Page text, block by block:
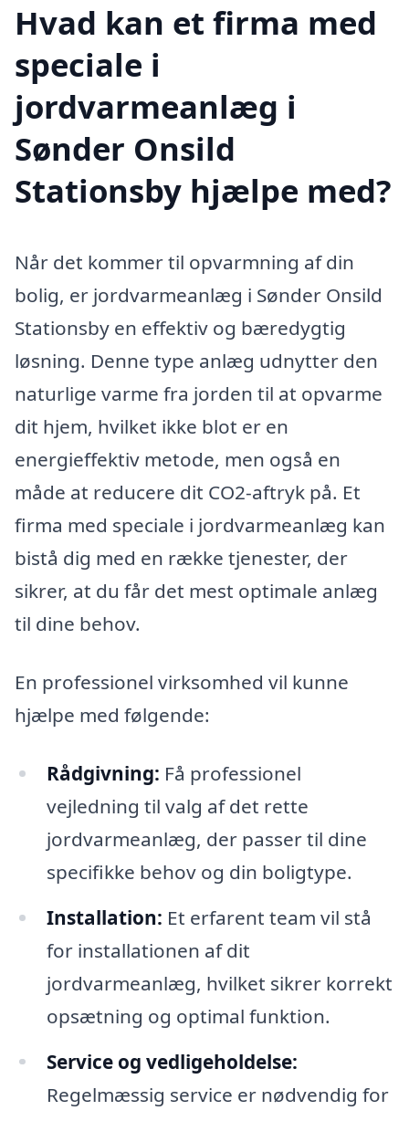
Hvad kan et firma med
speciale i
jordvarmeanlæg i
Sønder Onsild
Stationsby hjælpe med?
Når det kommer til opvarmning af din
bolig, er jordvarmeanlæg i Sønder Onsild
Stationsby en effektiv og bæredygtig
løsning. Denne type anlæg udnytter den
naturlige varme fra jorden til at opvarme
dit hjem, hvilket ikke blot er en
energieffektiv metode, men også en
måde at reducere dit CO2-aftryk på. Et
firma med speciale i jordvarmeanlæg kan
bistå dig med en række tjenester, der
sikrer, at du får det mest optimale anlæg
til dine behov.
En professionel virksomhed vil kunne
hjælpe med følgende:
Rådgivning: Få professionel
vejledning til valg af det rette
jordvarmeanlæg, der passer til dine
specifikke behov og din boligtype.
Installation: Et erfarent team vil stå
for installationen af dit
jordvarmeanlæg, hvilket sikrer korrekt
opsætning og optimal funktion.
Service og vedligeholdelse:
Regelmæssig service er nødvendig for